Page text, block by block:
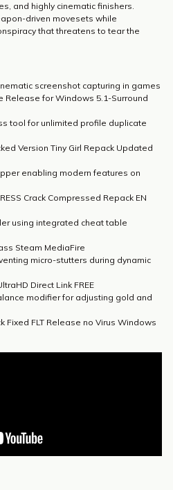
and highly cinematic finishers.
driven movesets while
that threatens to tear the
screenshot capturing in games
Release for Windows 5.1-Surround
tool for unlimited profile duplicate
Version Tiny Girl Repack Updated
enabling modern features on
Crack Compressed Repack EN
using integrated cheat table
Steam MediaFire
micro-stutters during dynamic
Direct Link FREE
modifier for adjusting gold and
Fixed FLT Release no Virus Windows